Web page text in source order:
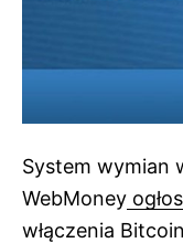
System wymian
WebMoney
włączenia